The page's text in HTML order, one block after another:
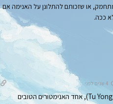
או שזכותם להתלונן על האנימה אם
ככה.
4 שנים לפני
עדכון נוסף למי שמתעניין: צ׳וּ יוֹנג סה (Tu Yong Ce), אחד האנימטורים הטובים